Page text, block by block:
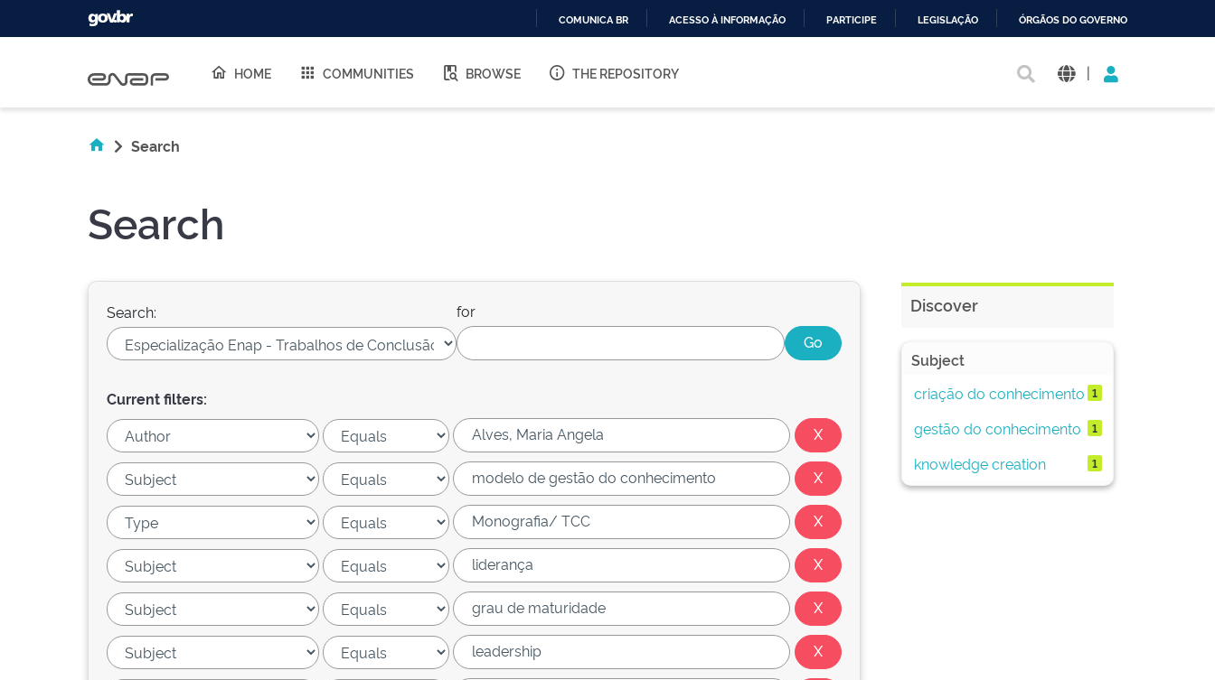
O
COMUNICA BR ACESSO À INFORMAÇÃO PARTICIPE LEGISLAÇÃO ÓRGÃOS DO GOVERNO
HOME COMMUNITIES BROWSE THE REPOSITORY |
Search
Search
Search: for
Current filters:
Discover
Subject
criação do conhecimento 1
gestão do conhecimento 1
knowledge creation 1